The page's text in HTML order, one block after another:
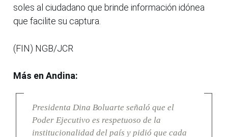
soles al ciudadano que brinde información idónea
que facilite su captura.
(FIN) NGB/JCR
Más en Andina:
Presidenta Dina Boluarte señaló que el
Poder Ejecutivo es respetuoso de la
institucionalidad del país y pidió que cada